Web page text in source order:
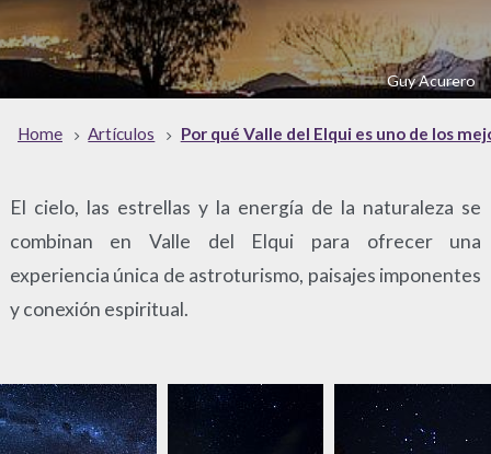
Guy Acurero
Home Artículos Por qué Valle del Elqui es uno de los
El cielo, las estrellas y la energía de la naturaleza se
combinan en Valle del Elqui para ofrecer una
experiencia única de astroturismo, paisajes imponentes
y conexión espiritual.